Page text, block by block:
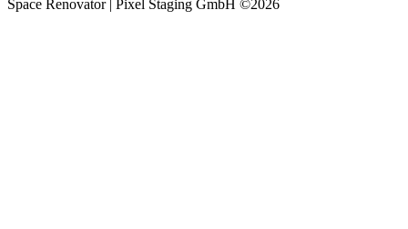
Space Renovator | Pixel Staging GmbH ©2026